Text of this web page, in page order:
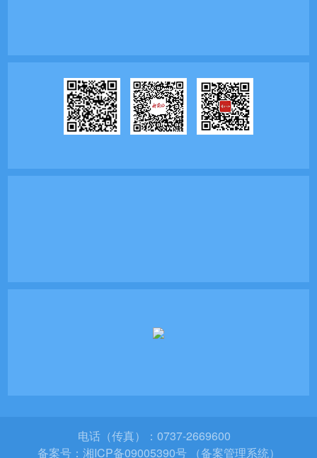
电话（传真）：0737-2669600
备案号： 湘ICP备09005390号 （备案管理系统）